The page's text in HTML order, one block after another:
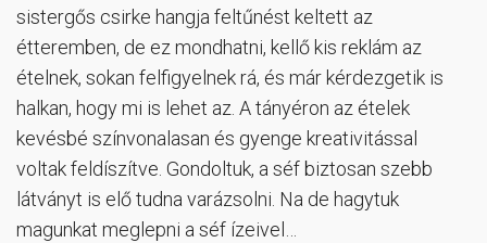
sistergős csirke hangja feltűnést keltett az
étteremben, de ez mondhatni, kellő kis reklám az
ételnek, sokan felfigyelnek rá, és már kérdezgetik is
halkan, hogy mi is lehet az. A tányéron az ételek
kevésbé színvonalasan és gyenge kreativitással
voltak feldíszítve. Gondoltuk, a séf biztosan szebb
látványt is elő tudna varázsolni. Na de hagytuk
magunkat meglepni a séf ízeivel…